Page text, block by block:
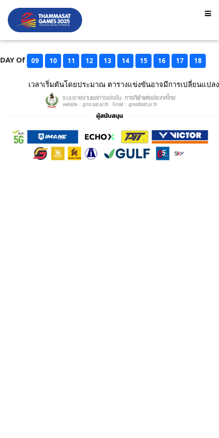
DAY Of 09 10 11 12 13 14 15 16 17 18
เวลาเริ่มตันโดยประมาณ ตารางแข่งขันอาจมีการเปลี่ยนแปลง